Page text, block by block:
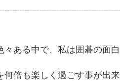
ある中で、私は囲碁の面
倍も楽しく過ごす事が出来